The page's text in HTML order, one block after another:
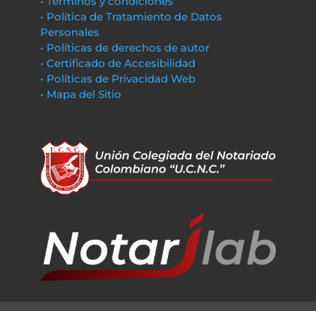
• Política de Tratamiento de Datos
Personales
• Políticas de derechos de autor
• Certificado de Accesibilidad
• Políticas de Privacidad Web
• Mapa del Sitio